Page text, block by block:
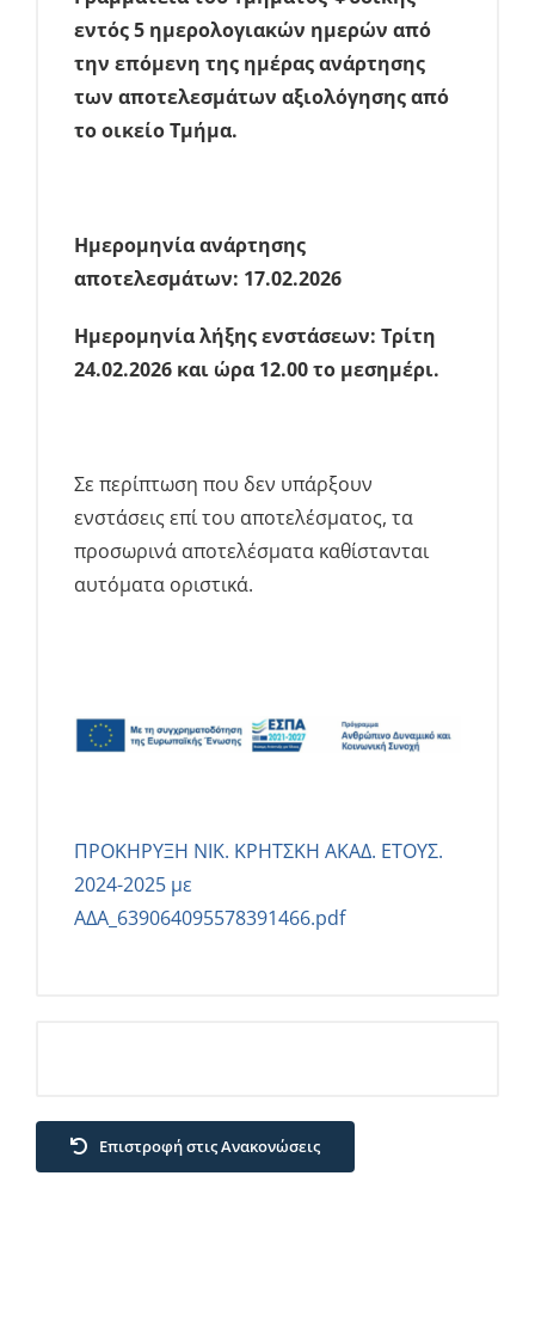
εντός 5 ημερολογιακών ημερών από
την επόμενη της ημέρας ανάρτησης
των αποτελεσμάτων αξιολόγησης από
το οικείο Τμήμα.
Ημερομηνία ανάρτησης
αποτελεσμάτων: 17.02.2026
Ημερομηνία λήξης ενστάσεων: Τρίτη
24.02.2026 και ώρα 12.00 το μεσημέρι.
Σε περίπτωση που δεν υπάρξουν
ενστάσεις επί του αποτελέσματος, τα
προσωρινά αποτελέσματα καθίστανται
αυτόματα οριστικά.
ΠΡΟΚΗΡΥΞΗ ΝΙΚ. ΚΡΗΤΣΚΗ ΑΚΑΔ. ΕΤΟΥΣ.
2024-2025 με
ΑΔΑ_639064095578391466.pdf
Επιστροφή στις Ανακονώσεις